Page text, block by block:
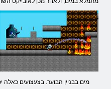
מים בבניין הבוער. בצעצועים כאלה